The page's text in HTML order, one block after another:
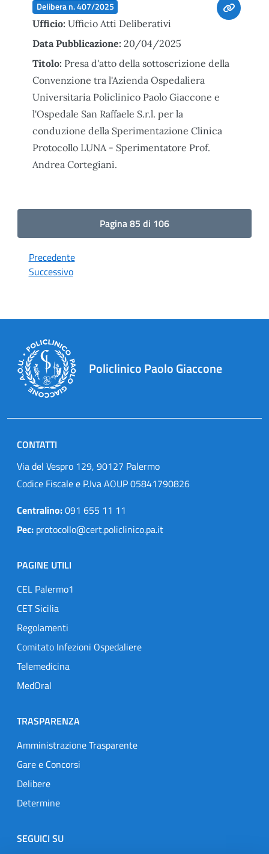
Delibera n. 407/2025
Ufficio: Ufficio Atti Deliberativi
Data Pubblicazione: 20/04/2025
Titolo: Presa d'atto della sottoscrizione della
Convenzione tra l'Azienda Ospedaliera
Universitaria Policlinico Paolo Giaccone e
l'Ospedale San Raffaele S.r.l. per la
conduzione della Sperimentazione Clinica
Protocollo LUNA - Sperimentatore Prof.
Andrea Cortegiani.
Pagina 85 di 106
Precedente
Successivo
Policlinico Paolo Giaccone
CONTATTI
Via del Vespro 129, 90127 Palermo
Codice Fiscale e P.Iva AOUP 05841790826
Centralino:091 655 11 11
Pec: protocollo@cert.policlinico.pa.it
PAGINE UTILI
CEL Palermo1
CET Sicilia
Regolamenti
Comitato Infezioni Ospedaliere
Telemedicina
MedOral
TRASPARENZA
Amministrazione Trasparente
Gare e Concorsi
Delibere
Determine
SEGUICI SU